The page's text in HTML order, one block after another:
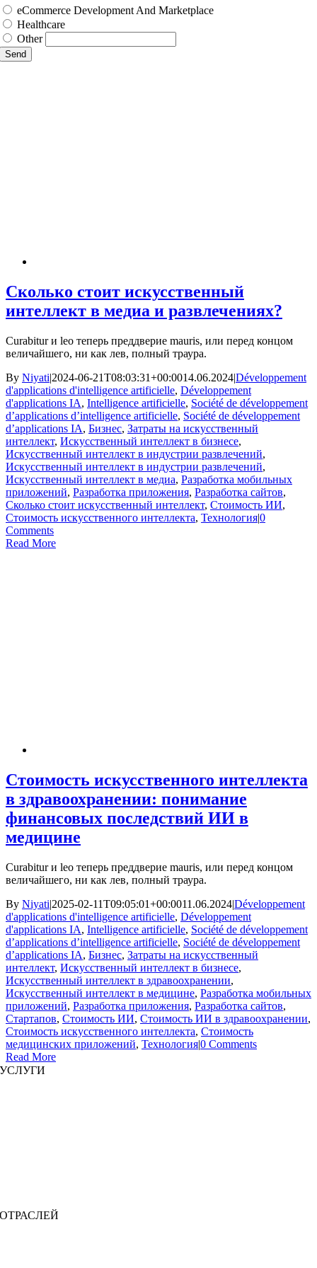
eCommerce Development And Marketplace
Healthcare
Other
Send
Сколько стоит искусственный
интеллект в медиа и развлечениях?
Curabitur и leo теперь преддверие mauris, или перед концом
величайшего, ни как лев, полный траура.
By Niyati|2024-06-21T08:03:31+00:0014.06.2024|Développement
d'applications d'intelligence artificielle, Développement
d'applications IA, Intelligence artificielle, Société de développement
d’applications d’intelligence artificielle, Société de développement
d’applications IA, Бизнес, Затраты на искусственный
интеллект, Искусственный интеллект в бизнесе,
Искусственный интеллект в индустрии развлечений,
Искусственный интеллект в индустрии развлечений,
Искусственный интеллект в медиа, Разработка мобильных
приложений, Разработка приложения, Разработка сайтов,
Сколько стоит искусственный интеллект, Стоимость ИИ,
Стоимость искусственного интеллекта, Технология|0
Comments
Read More
Стоимость искусственного интеллекта
в здравоохранении: понимание
финансовых последствий ИИ в
медицине
Curabitur и leo теперь преддверие mauris, или перед концом
величайшего, ни как лев, полный траура.
By Niyati|2025-02-11T09:05:01+00:0011.06.2024|Développement
d'applications d'intelligence artificielle, Développement
d'applications IA, Intelligence artificielle, Société de développement
d’applications d’intelligence artificielle, Société de développement
d’applications IA, Бизнес, Затраты на искусственный
интеллект, Искусственный интеллект в бизнесе,
Искусственный интеллект в здравоохранении,
Искусственный интеллект в медицине, Разработка мобильных
приложений, Разработка приложения, Разработка сайтов,
Стартапов, Стоимость ИИ, Стоимость ИИ в здравоохранении,
Стоимость искусственного интеллекта, Стоимость
медицинских приложений, Технология|0 Comments
Read More
УСЛУГИ
ОТРАСЛЕЙ